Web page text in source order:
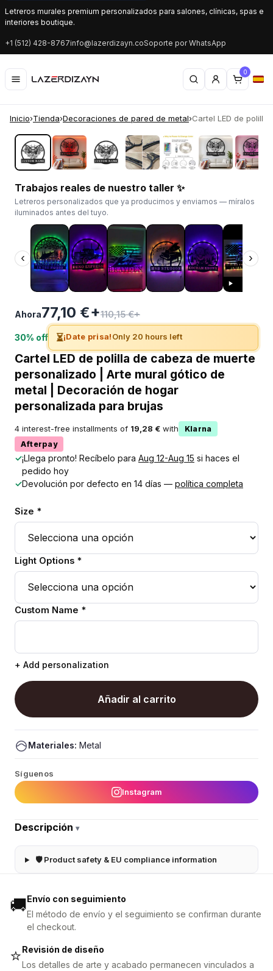
Letreros murales premium personalizados para salones, clínicas, spas e
interiores boutique.
+1 (512) 428-8767info@lazerdizayn.coSoporte por WhatsApp
0
Inicio›Tienda›Decoraciones de pared de metal›Cartel LED de polilla
‹ ›
Trabajos reales de nuestro taller ✨
Letreros personalizados que ya producimos y enviamos — míralos
iluminados antes del tuyo.
‹ ›
Ahora77,10 €+110,15 €+
30% off ⏳¡Date prisa!Only 20 hours left
Cartel LED de polilla de cabeza de muerte
personalizado | Arte mural gótico de
metal | Decoración de hogar
personalizada para brujas
4 interest-free installments of 19,28 € with
Klarna
Afterpay
✓¡Llega pronto! Recíbelo para Aug 12-Aug 15 si haces el
pedido hoy
✓Devolución por defecto en 14 días — política completa
Size *
Light Options *
Custom Name *
+ Add personalization
Añadir al carrito
Materiales: Metal
Síguenos
Instagram
Descripción ▾
🛡 Product safety & EU compliance information
🚚Envío con seguimiento
El método de envío y el seguimiento se confirman durante
el checkout.
⭐Revisión de diseño
Los detalles de arte y acabado permanecen vinculados a